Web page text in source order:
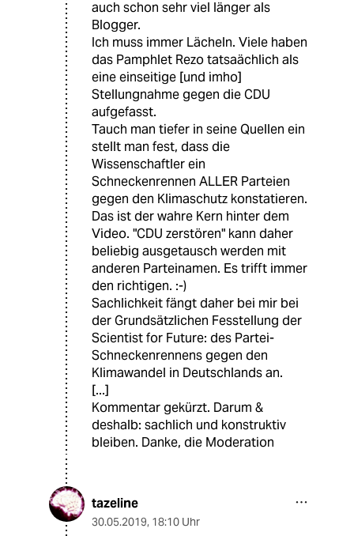
auch schon sehr viel länger als
Blogger.
Ich muss immer Lächeln. Viele haben
das Pamphlet Rezo tatsaächlich als
eine einseitige [und imho]
Stellungnahme gegen die CDU
aufgefasst.
Tauch man tiefer in seine Quellen ein
stellt man fest, dass die
Wissenschaftler ein
Schneckenrennen ALLER Parteien
gegen den Klimaschutz konstatieren.
Das ist der wahre Kern hinter dem
Video. "CDU zerstören" kann daher
beliebig ausgetausch werden mit
anderen Parteinamen. Es trifft immer
den richtigen. :-)
Sachlichkeit fängt daher bei mir bei
der Grundsätzlichen Fesstellung der
Scientist for Future: des Partei-
Schneckenrennens gegen den
Klimawandel in Deutschlands an.
[...]
Kommentar gekürzt. Darum &
deshalb: sachlich und konstruktiv
bleiben. Danke, die Moderation
tazeline
30.05.2019, 18:10 Uhr